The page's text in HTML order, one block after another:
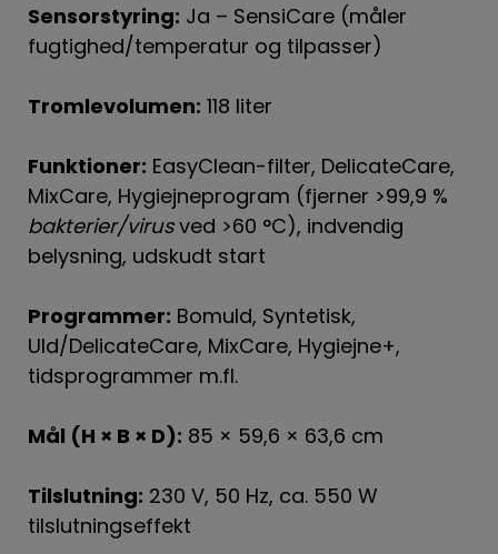
Sensorstyring: Ja – SensiCare (måler
fugtighed/temperatur og tilpasser)
Tromlevolumen: 118 liter
Funktioner: EasyClean-filter, DelicateCare,
MixCare, Hygiejneprogram (fjerner >99,9 %
bakterier/virusved >60 °C), indvendig
belysning, udskudt start
Programmer: Bomuld, Syntetisk,
Uld/DelicateCare, MixCare, Hygiejne+,
tidsprogrammer m.fl.
Mål (H × B × D): 85 × 59,6 × 63,6 cm
Tilslutning: 230 V, 50 Hz, ca. 550 W
tilslutningseffekt